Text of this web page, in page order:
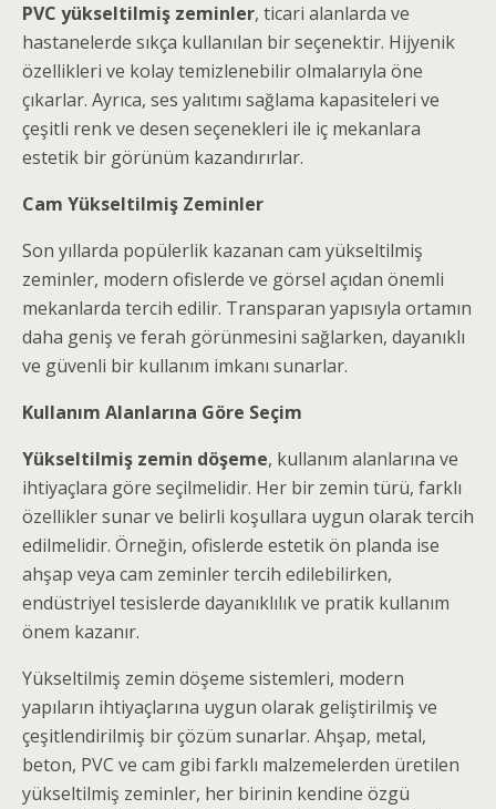
PVC yükseltilmiş zeminler, ticari alanlarda ve
hastanelerde sıkça kullanılan bir seçenektir. Hijyenik
özellikleri ve kolay temizlenebilir olmalarıyla öne
çıkarlar. Ayrıca, ses yalıtımı sağlama kapasiteleri ve
çeşitli renk ve desen seçenekleri ile iç mekanlara
estetik bir görünüm kazandırırlar.
Cam Yükseltilmiş Zeminler
Son yıllarda popülerlik kazanan cam yükseltilmiş
zeminler, modern ofislerde ve görsel açıdan önemli
mekanlarda tercih edilir. Transparan yapısıyla ortamın
daha geniş ve ferah görünmesini sağlarken, dayanıklı
ve güvenli bir kullanım imkanı sunarlar.
Kullanım Alanlarına Göre Seçim
Yükseltilmiş zemin döşeme, kullanım alanlarına ve
ihtiyaçlara göre seçilmelidir. Her bir zemin türü, farklı
özellikler sunar ve belirli koşullara uygun olarak tercih
edilmelidir. Örneğin, ofislerde estetik ön planda ise
ahşap veya cam zeminler tercih edilebilirken,
endüstriyel tesislerde dayanıklılık ve pratik kullanım
önem kazanır.
Yükseltilmiş zemin döşeme sistemleri, modern
yapıların ihtiyaçlarına uygun olarak geliştirilmiş ve
çeşitlendirilmiş bir çözüm sunarlar. Ahşap, metal,
beton, PVC ve cam gibi farklı malzemelerden üretilen
yükseltilmiş zeminler, her birinin kendine özgü